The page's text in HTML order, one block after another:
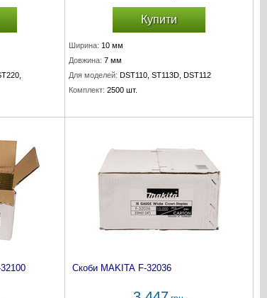
Купити
Ширина: 10 мм
Довжина: 7 мм
Для моделей: DST110, ST113D, DST112
Комплект: 2500 шт.
Скоби MAKITA F-32036